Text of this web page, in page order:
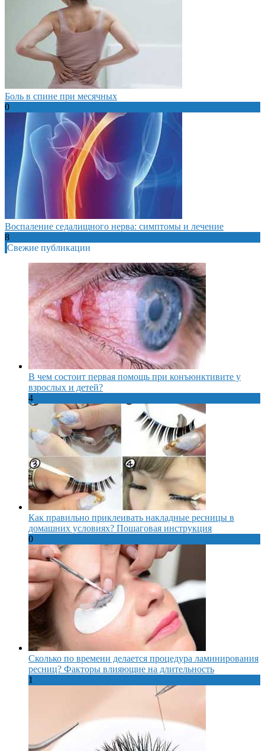
Боль в спине при месячных
0
Воспаление седалищного нерва: симптомы и лечение
8
Свежие публикации
В чем состоит первая помощь при конъюнктивите у
взрослых и детей?
4
Как правильно приклеивать накладные ресницы в
домашних условиях? Пошаговая инструкция
0
Сколько по времени делается процедура ламинирования
ресниц? Факторы влияющие на длительность
1